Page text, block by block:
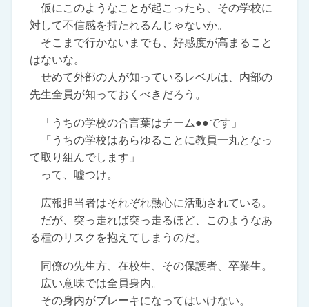
仮にこのようなことが起こったら、その学校に
対して不信感を持たれるんじゃないか。
そこまで行かないまでも、好感度が高まること
はないな。
せめて外部の人が知っているレベルは、内部の
先生全員が知っておくべきだろう。
「うちの学校の合言葉はチーム●●です」
「うちの学校はあらゆることに教員一丸となっ
て取り組んでします」
って、嘘つけ。
広報担当者はそれぞれ熱心に活動されている。
だが、突っ走れば突っ走るほど、このようなあ
る種のリスクを抱えてしまうのだ。
同僚の先生方、在校生、その保護者、卒業生。
広い意味では全員身内。
その身内がブレーキになってはいけない。